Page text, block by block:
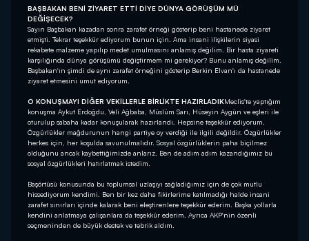
BAŞBAKAN BENİ ZİYARET ETTİ DİYE DÜNYA GÖRÜŞÜM MÜ
DEĞİŞECEK?
Sayın Başbakan kazadan sonra zarafet örneği gösterip beni hastanede ziyaret
etmişti. Tekrar teşekkür ediyorum bunun için. Ama insani ilişkilerin siyasi
rekabete malzeme yapılıp medet umulmasını anlamış değilim. Bir hasta ziyareti
karşılığında dünya görüşümü değiştirmem mi gerekiyor? Bunu anlamış değilim.
Başbakan'ın şimdi de aynı zarafet örneğini gösterip Berkin Elvan'ı da hastanede
ziyaret etmesini umut ediyorum.
O KONUŞMAYI DİĞER VEKİLLERLE BİRLİKTE HAZIRLADIKMeclis'te yaptığım
konuşma Aykut Erdoğdu, Veli Ağbaba, Müslüm Sarı, Hüseyin Aygün ve eşleri ile
oturulup sabaha kadar konuşularak hazırlandı. Hepsine teşekkür ediyorum.
Özgürlükler mağdurunun hangi partiye oy verdiği ile ilgili değildir. Özgürlükler
herkes için, her koşulda savunulmalıdır. Sosyal özgürlüklerin paha biçilmez
olduğunu ancak kaybettiğimizde anlarız. Ben de adım adım kazandığımız bu
sosyal özgürlükleri hatırlatmak istedim.
Başörtüsü konusunda bu toplumsal uzlaşıyı sağladığımız için de çok mutlu
hissediyorum kendimi. Ben bir kez daha fikirlerime katılmadığı halde insani
zarafet sınırları içinde kalarak beni eleştirenlere teşekkür ederim. Başka yollarla
kendini anlatmaya çalışanlara da teşekkür ederim. Ayrıca AKP'nin özenli
seçmeninden de büyük destek ve tebrik aldım.